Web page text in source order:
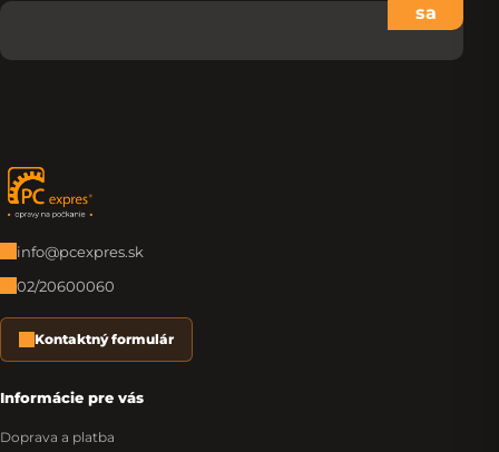
sa
Zápätie
info@pcexpres.sk
02/20600060
Kontaktný formulár
Informácie pre vás
Doprava a platba